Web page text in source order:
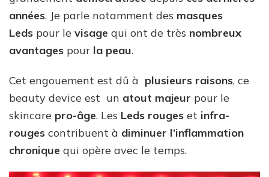
années. Je parle notamment des masques
Leds pour le visage qui ont de très nombreux
avantages pour la peau.
Cet engouement est dû à plusieurs raisons, ce
beauty device est un atout majeur pour le
skincare pro-âge. Les Leds rouges et infra-
rouges contribuent à diminuer l’inflammation
chronique qui opère avec le temps.